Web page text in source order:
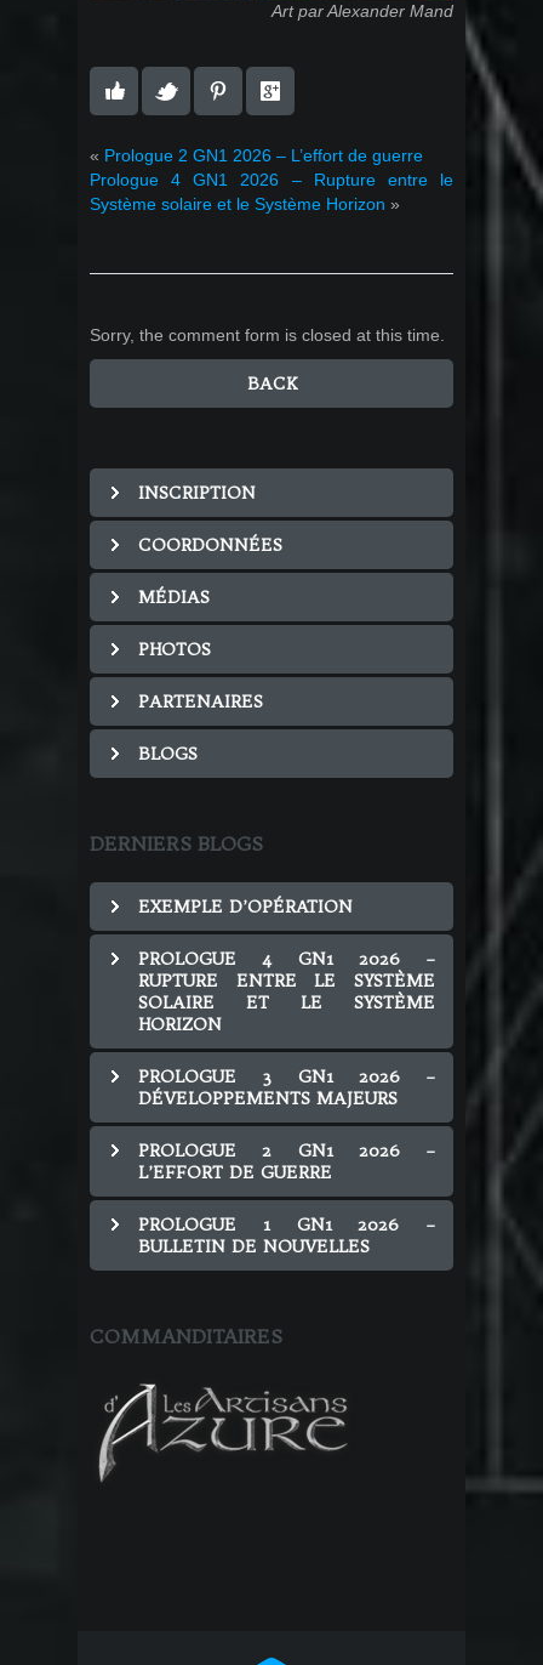
Art par Alexander Mand
« Prologue 2 GN1 2026 – L’effort de guerre
Prologue 4 GN1 2026 – Rupture entre le
Système solaire et le Système Horizon »
Sorry, the comment form is closed at this time.
BACK
INSCRIPTION
COORDONNÉES
MÉDIAS
PHOTOS
PARTENAIRES
BLOGS
DERNIERS BLOGS
EXEMPLE D’OPÉRATION
PROLOGUE 4 GN1 2026 –
RUPTURE ENTRE LE SYSTÈME
SOLAIRE ET LE SYSTÈME
HORIZON
PROLOGUE 3 GN1 2026 –
DÉVELOPPEMENTS MAJEURS
PROLOGUE 2 GN1 2026 –
L’EFFORT DE GUERRE
PROLOGUE 1 GN1 2026 –
BULLETIN DE NOUVELLES
COMMANDITAIRES